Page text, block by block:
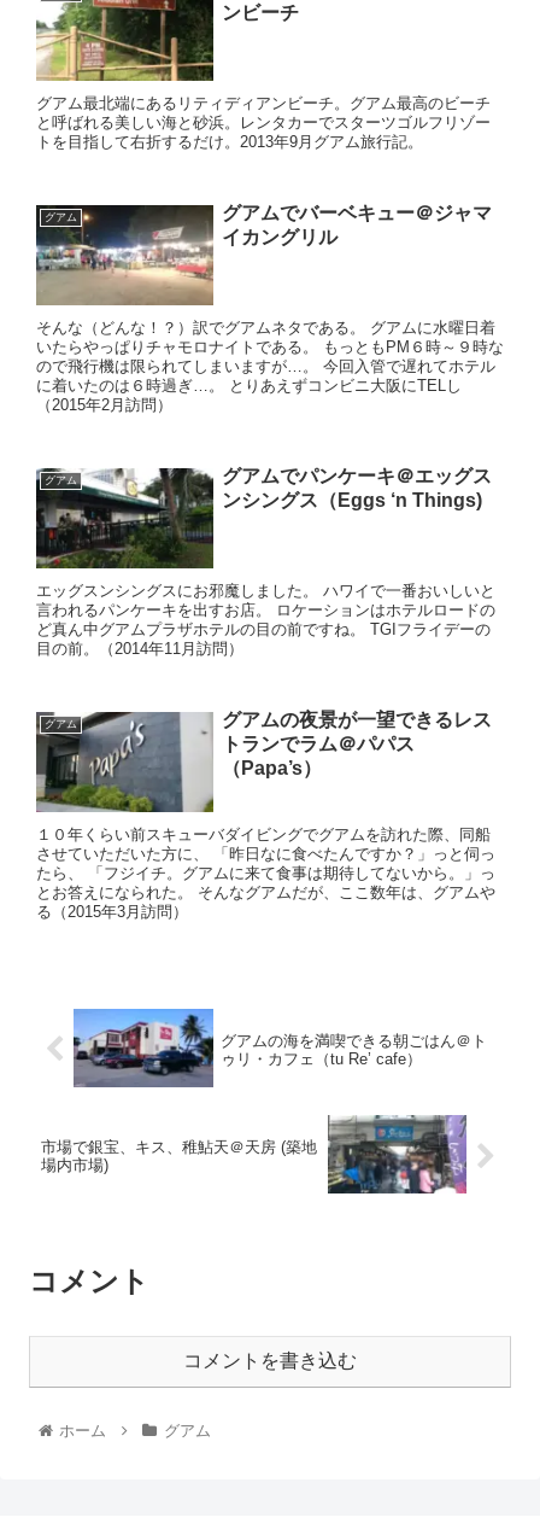
ンビーチ
グアム最北端にあるリティディアンビーチ。グアム最高のビーチ
と呼ばれる美しい海と砂浜。レンタカーでスターツゴルフリゾー
トを目指して右折するだけ。2013年9月グアム旅行記。
グアム
グアムでバーベキュー＠ジャマ
イカングリル
そんな（どんな！？）訳でグアムネタである。 グアムに水曜日着
いたらやっぱりチャモロナイトである。 もっともPM６時～９時な
ので飛行機は限られてしまいますが…。 今回入管で遅れてホテル
に着いたのは６時過ぎ…。 とりあえずコンビニ大阪にTELし
（2015年2月訪問）
グアム
グアムでパンケーキ＠エッグス
ンシングス（Eggs ‘n Things)
エッグスンシングスにお邪魔しました。 ハワイで一番おいしいと
言われるパンケーキを出すお店。 ロケーションはホテルロードの
ど真ん中グアムプラザホテルの目の前ですね。 TGIフライデーの
目の前。（2014年11月訪問）
グアム
グアムの夜景が一望できるレス
トランでラム＠パパス
（Papa’s）
１０年くらい前スキューバダイビングでグアムを訪れた際、同船
させていただいた方に、 「昨日なに食べたんですか？」っと伺っ
たら、 「フジイチ。グアムに来て食事は期待してないから。」っ
とお答えになられた。 そんなグアムだが、ここ数年は、グアムや
る（2015年3月訪問）
グアムの海を満喫できる朝ごはん＠ト
ゥリ・カフェ（tu Re’ cafe）
市場で銀宝、キス、稚鮎天＠天房 (築地
場内市場)
コメント
コメントを書き込む
ホーム グアム